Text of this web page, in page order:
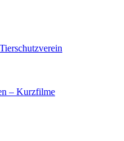
– Kurzfilme